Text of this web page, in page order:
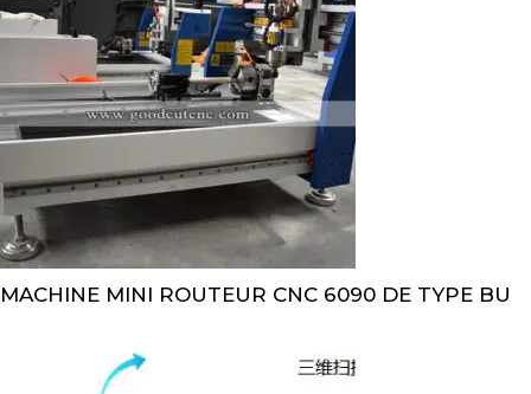
MACHINE MINI ROUTEUR CNC 6090 DE TYPE BU